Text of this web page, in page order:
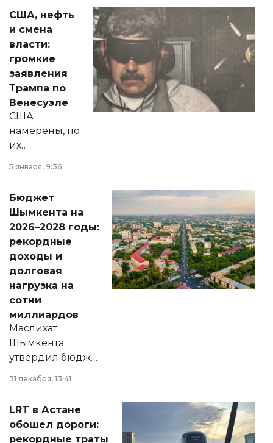
актуальных тем —
от слухов о
политических
реформах до
вопросов армии,
экономики и
личного здоровья.
США, нефть
и смена
власти:
громкие
заявления
Трампа по
Венесуэле
США
намерены, по
их
принести
народу
Венесуэлы.
5 января, 9:36
Бюджет
Шымкента на
2026–2028 годы:
рекордные
доходы и
долговая
нагрузка на
сотни
миллиардов
Маслихат
Шымкента
утвердил бюджет
города на 2026–
2028 годы.
документ
появился в базе
31 декабря, 13:41
LRT в Астане
обошел дороги:
рекордные траты